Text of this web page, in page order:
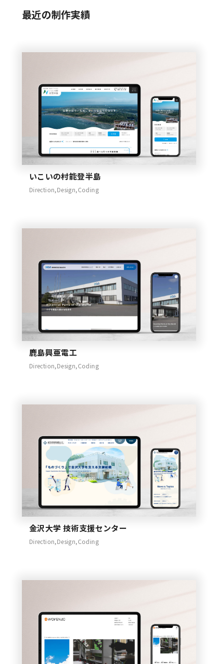
最近の制作実績
いこいの村能登半島
Direction,Design,Coding
鹿島興亜電工
Direction,Design,Coding
金沢大学 技術支援センター
Direction,Design,Coding